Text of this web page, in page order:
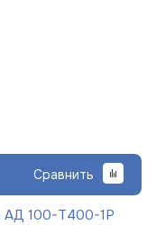
Сравнить
АД 100-Т400-1Р